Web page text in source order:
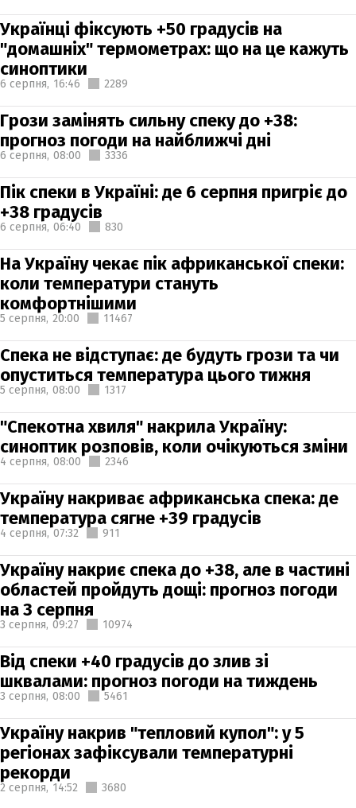
Українці фіксують +50 градусів на
"домашніх" термометрах: що на це кажуть
синоптики
6 серпня, 16:46 2289
Грози замінять сильну спеку до +38:
прогноз погоди на найближчі дні
6 серпня, 08:00 3336
Пік спеки в Україні: де 6 серпня пригріє до
+38 градусів
6 серпня, 06:40 830
На Україну чекає пік африканської спеки:
коли температури стануть
комфортнішими
5 серпня, 20:00 11467
Спека не відступає: де будуть грози та чи
опуститься температура цього тижня
5 серпня, 08:00 1317
"Спекотна хвиля" накрила Україну:
синоптик розповів, коли очікуються зміни
4 серпня, 08:00 2346
Україну накриває африканська спека: де
температура сягне +39 градусів
4 серпня, 07:32 911
Україну накриє спека до +38, але в частині
областей пройдуть дощі: прогноз погоди
на 3 серпня
3 серпня, 09:27 10974
Від спеки +40 градусів до злив зі
шквалами: прогноз погоди на тиждень
3 серпня, 08:00 5461
Україну накрив "тепловий купол": у 5
регіонах зафіксували температурні
рекорди
2 серпня, 14:52 3680